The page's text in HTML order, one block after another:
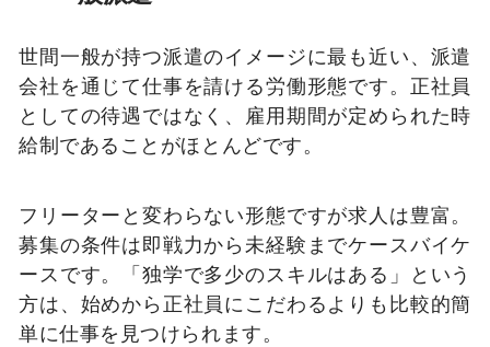
世間一般が持つ派遣のイメージに最も近い、派遣
会社を通じて仕事を請ける労働形態です。正社員
としての待遇ではなく、雇用期間が定められた時
給制であることがほとんどです。
フリーターと変わらない形態ですが求人は豊富。
募集の条件は即戦力から未経験までケースバイケ
ースです。「独学で多少のスキルはある」という
方は、始めから正社員にこだわるよりも比較的簡
単に仕事を見つけられます。